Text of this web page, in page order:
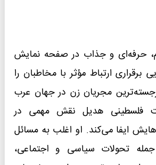
حرفه‌ای و جذاب در صفحه نمایش
برقراری ارتباط مؤثر با مخاطبان را
مجریان زن در جهان عرب
فلسطینی هدیل نقش مهمی در
ایفا می‌کند. او اغلب به مسائل
تحولات سیاسی و اجتماعی،